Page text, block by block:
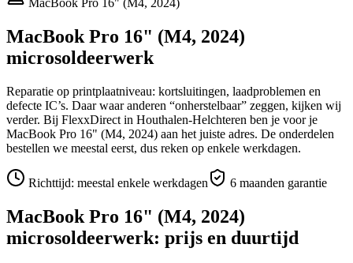
MacBook Pro 16" (M4, 2024)
MacBook Pro 16" (M4, 2024)
microsoldeerwerk
Reparatie op printplaatniveau: kortsluitingen, laadproblemen en
defecte IC’s. Daar waar anderen “onherstelbaar” zeggen, kijken wij
verder. Bij FlexxDirect in Houthalen-Helchteren ben je voor je
MacBook Pro 16" (M4, 2024) aan het juiste adres. De onderdelen
bestellen we meestal eerst, dus reken op enkele werkdagen.
Richttijd: meestal enkele werkdagen 6 maanden garantie
MacBook Pro 16" (M4, 2024)
microsoldeerwerk: prijs en duurtijd